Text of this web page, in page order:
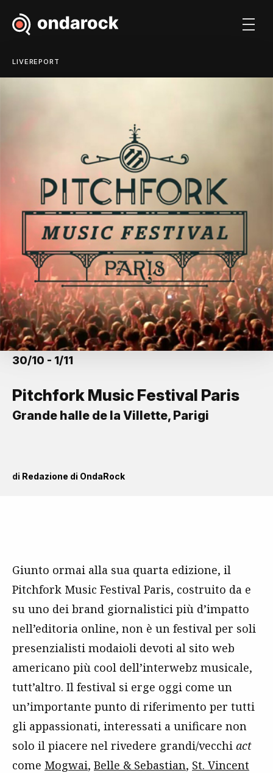
LIVEREPORT
30/10 - 1/11
Pitchfork Music Festival Paris
Grande halle de la Villette, Parigi
di Redazione di OndaRock
Giunto ormai alla sua quarta edizione, il
Pitchfork Music Festival Paris, costruito da e
su uno dei brand giornalistici più d’impatto
nell’editoria online, non è un festival per soli
presenzialisti modaioli devoti al sito web
americano più cool dell’interwebz musicale,
tutt’altro. Il festival si erge oggi come un
un’importante punto di riferimento per tutti
gli appassionati, interessati a unificare non
solo il piacere nel rivedere grandi/vecchi act
come Mogwai, Belle & Sebastian, St. Vincent